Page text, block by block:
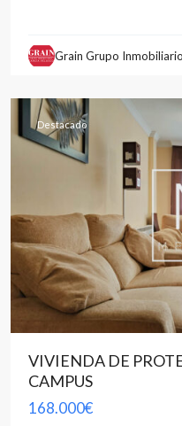
Grain Grupo Inmobiliario
Albacete
Destacado
VIVIENDA DE
CAMPUS
168.000€